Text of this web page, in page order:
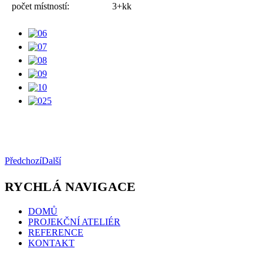
počet místností: 3+kk
PředchozíDalší
RYCHLÁ NAVIGACE
DOMŮ
PROJEKČNÍ ATELIÉR
REFERENCE
KONTAKT